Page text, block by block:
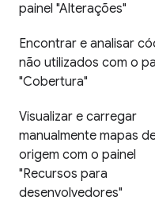
painel "Alterações"
Encontrar e analisar
não utilizados com o
"Cobertura"
Visualizar e carregar
manualmente mapas
origem com o painel
"Recursos para
desenvolvedores"